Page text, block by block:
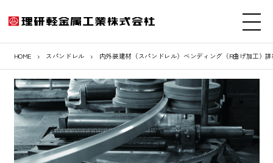
HOME スパンドレル 内外装建材（スパンドレル）べンディング（R曲げ加工）